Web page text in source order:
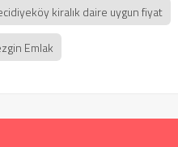
kiralık daire uygun fiyat
Emlak